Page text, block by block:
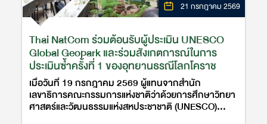
21 กรกฎาคม 2569
Thai NatCom ร่วมต้อนรับผู้ประเมิน UNESCO
Global Geopark และร่วมสังเกตการณ์ในการ
ประเมินซ้ำครั้งที่ 1 ของอุทยานธรณีโลกโคราช
เมื่อวันที่ 19 กรกฎาคม 2569 ผู้แทนจากสำนัก
เลขาธิการคณะกรรมการแห่งชาติว่าด้วยการศึกษาวิทยา
ศาสตร์และวัฒนธรรมแห่งสหประชาชาติ (UNESCO)